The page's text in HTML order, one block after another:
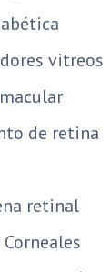
vitreos
de retina
retinal